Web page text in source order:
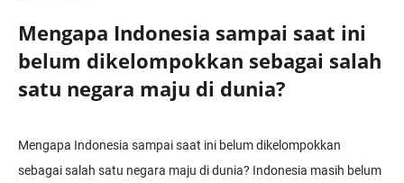
Mengapa Indonesia sampai saat ini
belum dikelompokkan sebagai salah
satu negara maju di dunia?
Mengapa Indonesia sampai saat ini belum dikelompokkan
sebagai salah satu negara maju di dunia? Indonesia masih belum